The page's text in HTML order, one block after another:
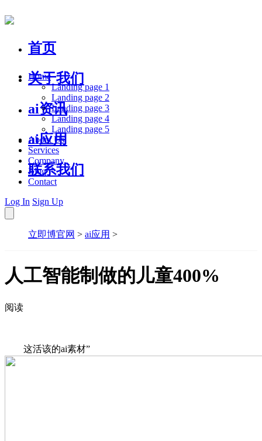
首页
关于我们
ai资讯
ai应用
联系我们
Home
Landing page 1
Landing page 2
Landing page 3
Landing page 4
Landing page 5
About Us
Services
Company
Blog
Contact
Log In Sign Up
立即博官网 > ai应用 >
人工智能制做的儿童400%
阅读
这活该的ai素材”